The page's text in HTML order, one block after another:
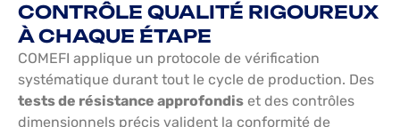
CONTRÔLE QUALITÉ RIGOUREUX
À CHAQUE ÉTAPE
COMEFI applique un protocole de vérification
systématique durant tout le cycle de production. Des
tests de résistance approfondis et des contrôles
dimensionnels précis valident la conformité de